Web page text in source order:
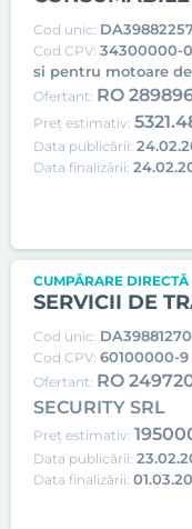
Cod unic:
Cod CPV: 34300000-
si pentru motoare
Ofertant: RO
Preț estimativ:
Data publicării:
Data finalizării:
CUMPĂRARE DIRECTĂ
SERVICII DE
Cod unic: DA39881270
Cod CPV: 60100000-
Ofertant: RO
SECURITY SRL
Preț estimativ:
Data publicării:
Data finalizării: